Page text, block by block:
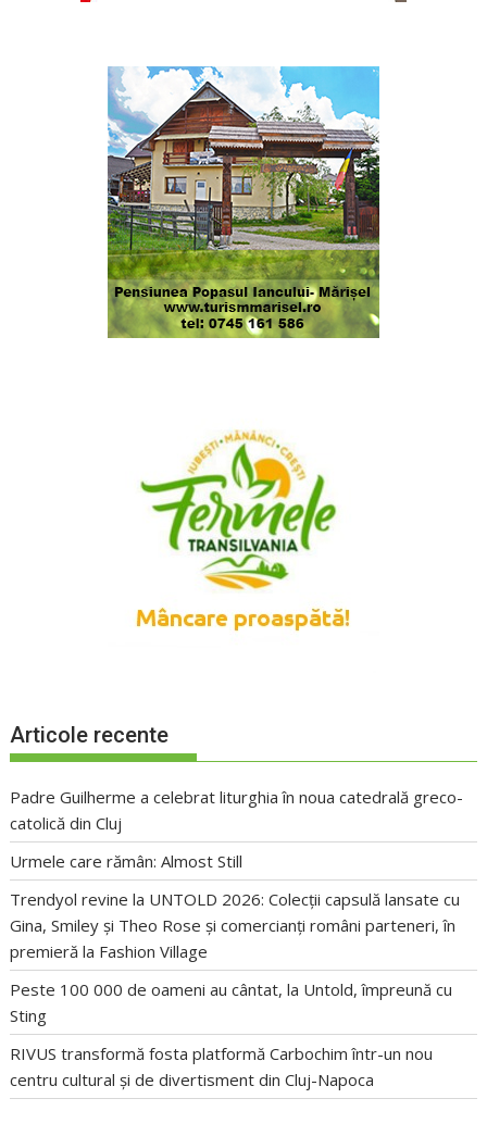
Articole recente
Padre Guilherme a celebrat liturghia în noua catedrală greco-
catolică din Cluj
Urmele care rămân: Almost Still
Trendyol revine la UNTOLD 2026: Colecții capsulă lansate cu
Gina, Smiley și Theo Rose și comercianți români parteneri, în
premieră la Fashion Village
Peste 100 000 de oameni au cântat, la Untold, împreună cu
Sting
RIVUS transformă fosta platformă Carbochim într-un nou
centru cultural și de divertisment din Cluj-Napoca